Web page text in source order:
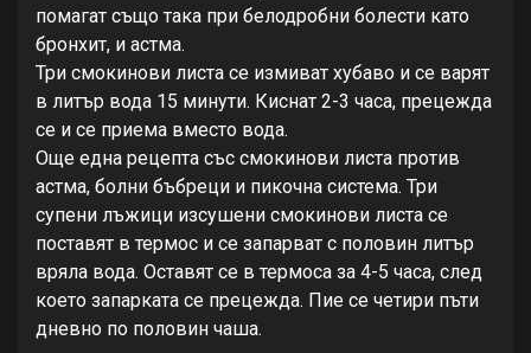
помагат също така при белодробни болести като
бронхит, и астма.
Три смокинови листа се измиват хубаво и се варят
в литър вода 15 минути. Киснат 2-3 часа, прецежда
се и се приема вместо вода.
Още една рецепта със смокинови листа против
астма, болни бъбреци и пикочна система. Три
супени лъжици изсушени смокинови листа се
поставят в термос и се запарват с половин литър
вряла вода. Оставят се в термоса за 4-5 часа, след
което запарката се прецежда. Пие се четири пъти
дневно по половин чаша.